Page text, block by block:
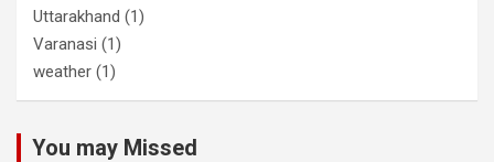
Uttarakhand (1)
Varanasi (1)
weather (1)
You may Missed